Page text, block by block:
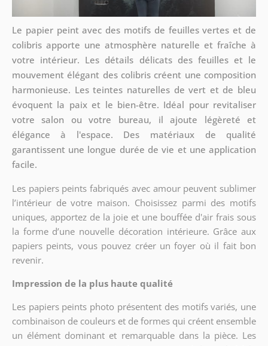
Le papier peint avec des motifs de feuilles vertes et de
colibris apporte une atmosphère naturelle et fraîche à
votre intérieur. Les détails délicats des feuilles et le
mouvement élégant des colibris créent une composition
harmonieuse. Les teintes naturelles de vert et de bleu
évoquent la paix et le bien-être. Idéal pour revitaliser
votre salon ou votre bureau, il ajoute légèreté et
élégance à l'espace. Des matériaux de qualité
garantissent une longue durée de vie et une application
facile.
Les papiers peints fabriqués avec amour peuvent sublimer
l’intérieur de votre maison. Choisissez parmi des motifs
uniques, apportez de la joie et une bouffée d'air frais sous
la forme d’une nouvelle décoration intérieure. Grâce aux
papiers peints, vous pouvez créer un foyer où il fait bon
revenir.
Impression de la plus haute qualité
Les papiers peints photo présentent des motifs variés, une
combinaison de couleurs et de formes qui créent ensemble
un élément dominant et remarquable dans la pièce. Les